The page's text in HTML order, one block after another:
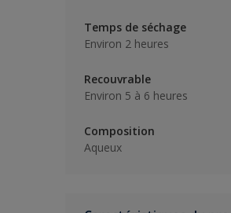
Temps de séchage
Environ 2 heures
Recouvrable
Environ 5 à 6 heures
Composition
Aqueux